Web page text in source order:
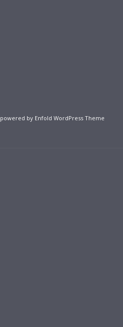
powered by Enfold WordPress Theme